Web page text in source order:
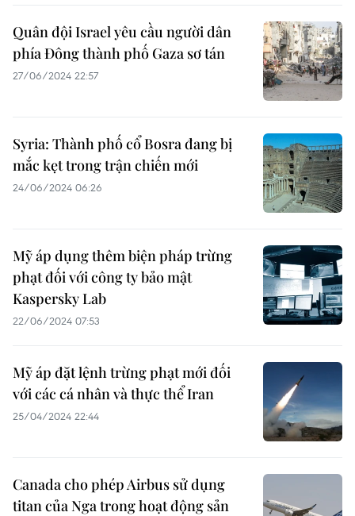
Quân đội Israel yêu cầu người dân
phía Đông thành phố Gaza sơ tán
27/06/2024 22:57
Syria: Thành phố cổ Bosra đang bị
mắc kẹt trong trận chiến mới
24/06/2024 06:26
Mỹ áp dụng thêm biện pháp trừng
phạt đối với công ty bảo mật
Kaspersky Lab
22/06/2024 07:53
Mỹ áp đặt lệnh trừng phạt mới đối
với các cá nhân và thực thể Iran
25/04/2024 22:44
Canada cho phép Airbus sử dụng
titan của Nga trong hoạt động sản